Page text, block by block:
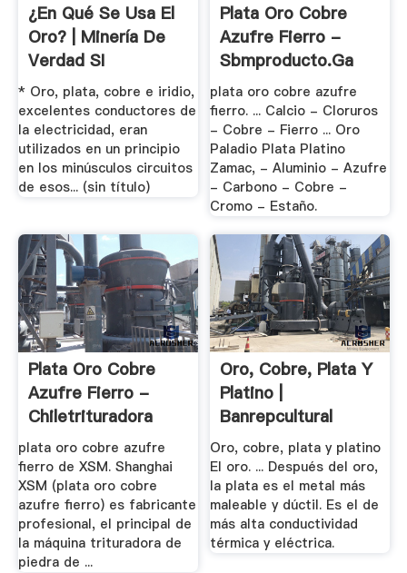
¿En Qué Se Usa El
Oro? | Minería De
Verdad SI
* Oro, plata, cobre e iridio,
excelentes conductores de
la electricidad, eran
utilizados en un principio
en los minúsculos circuitos
de esos... (sin título)
Plata Oro Cobre
Azufre Fierro -
Sbmproducto.ga
plata oro cobre azufre
fierro. ... Calcio - Cloruros
- Cobre - Fierro ... Oro
Paladio Plata Platino
Zamac, - Aluminio - Azufre
- Carbono - Cobre -
Cromo - Estaño.
Plata Oro Cobre
Azufre Fierro -
Chiletrituradora
plata oro cobre azufre
fierro de XSM. Shanghai
XSM (plata oro cobre
azufre fierro) es fabricante
profesional, el principal de
la máquina trituradora de
piedra de ...
Oro, Cobre, Plata Y
Platino |
Banrepcultural
Oro, cobre, plata y platino
El oro. ... Después del oro,
la plata es el metal más
maleable y dúctil. Es el de
más alta conductividad
térmica y eléctrica.